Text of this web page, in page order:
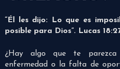
“Él les dijo: Lo que es
posible para Dios”. Lucas
¿Hay algo que te parezca
enfermedad o la falta de